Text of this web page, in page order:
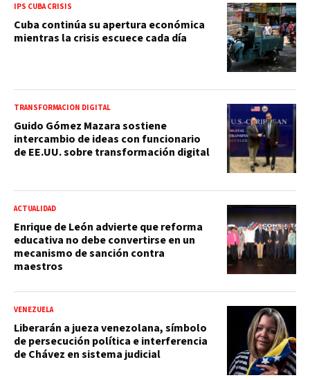
IPS CUBA CRISIS
Cuba continúa su apertura económica
mientras la crisis escuece cada día
TRANSFORMACIÓN DIGITAL
Guido Gómez Mazara sostiene
intercambio de ideas con funcionario
de EE.UU. sobre transformación digital
ACTUALIDAD
Enrique de León advierte que reforma
educativa no debe convertirse en un
mecanismo de sanción contra
maestros
VENEZUELA
Liberarán a jueza venezolana, símbolo
de persecución política e interferencia
de Chávez en sistema judicial